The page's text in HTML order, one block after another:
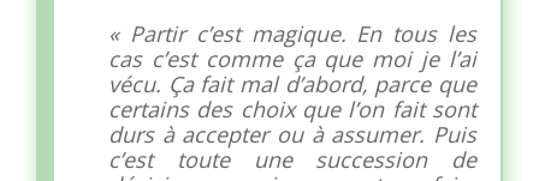
« Partir c’est magique. En tous les
cas c’est comme ça que moi je l’ai
vécu. Ça fait mal d’abord, parce que
certains des choix que l’on fait sont
durs à accepter ou à assumer. Puis
c’est toute une succession de